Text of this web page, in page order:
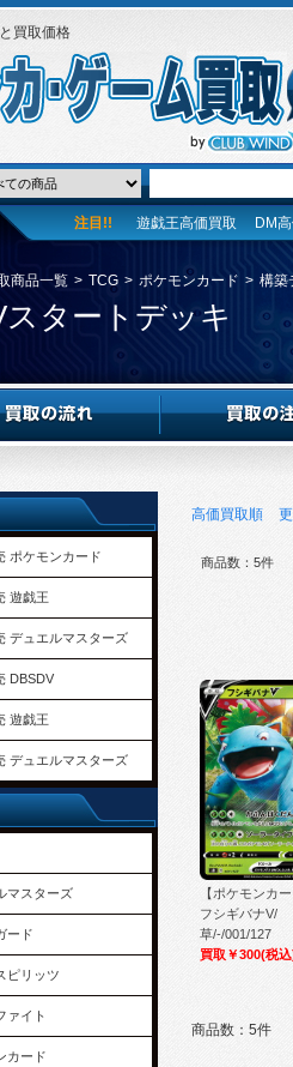
買取価格
注目!! 遊戯王高価買取 DM
商品一覧 > TCG > ポケモンカード > 構築
スタートデッキ
高価買取順
商品数：5件
【ポケモンカ
フシギバナV/
草/-/001/127
買取￥300(税
商品数：5件
ポケモンカード
遊戯王
デュエルマスターズ
DBSDV
遊戯王
デュエルマスターズ
マスターズ
ード
ピリッツ
ァイト
カード